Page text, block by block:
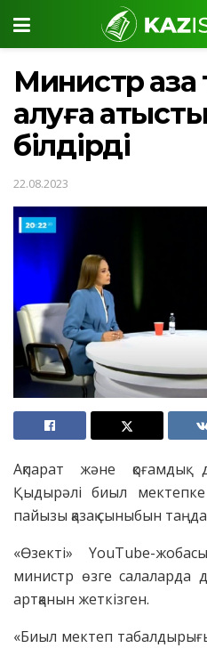
Министр қазақ
алуға
білдірді
22.08.2023
Ақпарат және
Қыдырәлі биыл
пайызы қазақ сыныбын
«Өзекті» YouTube-
министр өзге салаларда
артқанын жеткізген.
«Биыл мектеп